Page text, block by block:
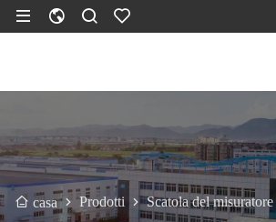
casa Prodotti Scatola del